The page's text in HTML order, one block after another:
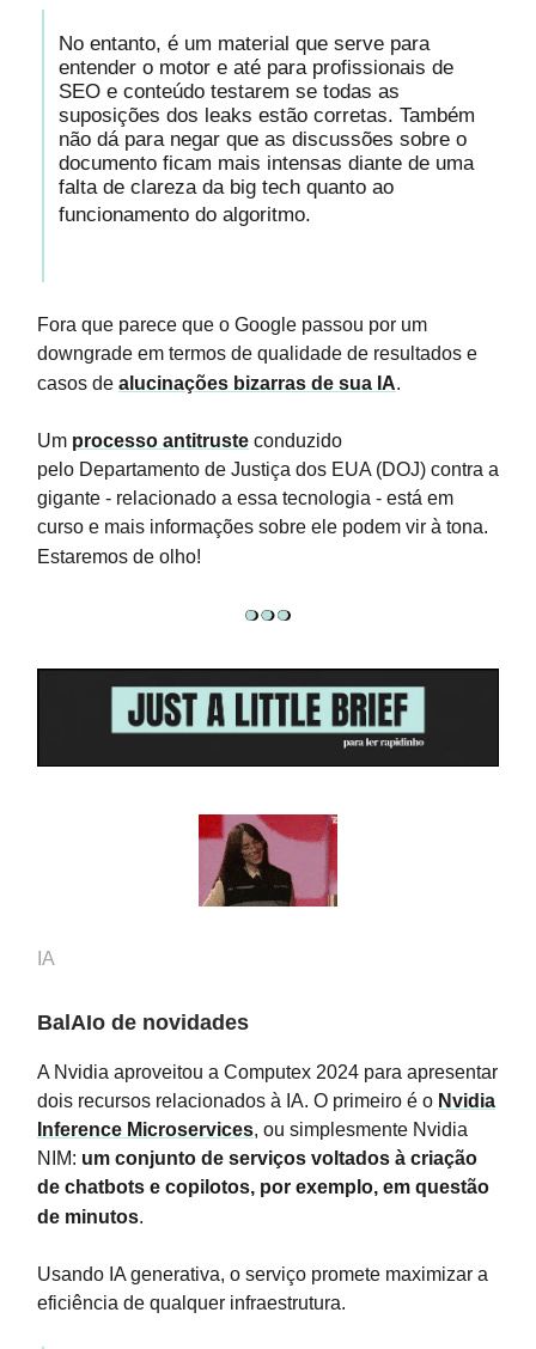
No entanto, é um material que serve para
entender o motor e até para profissionais de
SEO e conteúdo testarem se todas as
suposições dos leaks estão corretas. Também
não dá para negar que as discussões sobre o
documento ficam mais intensas diante de uma
falta de clareza da big tech quanto ao
funcionamento do algoritmo.
Fora que parece que o Google passou por um
downgrade em termos de qualidade de resultados e
casos de alucinações bizarras de sua IA.
Um processo antitruste conduzido
pelo Departamento de Justiça dos EUA (DOJ) contra a
gigante - relacionado a essa tecnologia - está em
curso e mais informações sobre ele podem vir à tona.
Estaremos de olho!
IA
BalAIo de novidades
A Nvidia aproveitou a Computex 2024 para apresentar
dois recursos relacionados à IA. O primeiro é o Nvidia
Inference Microservices, ou simplesmente Nvidia
NIM: um conjunto de serviços voltados à criação
de chatbots e copilotos, por exemplo, em questão
de minutos.
Usando IA generativa, o serviço promete maximizar a
eficiência de qualquer infraestrutura.